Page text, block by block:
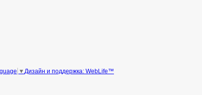
Дизайн и поддержка: WebLife™
▼